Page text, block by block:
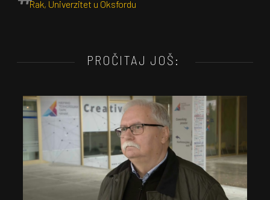
Rak, Univerzitet u Oksfordu
PROČITAJ JOŠ: